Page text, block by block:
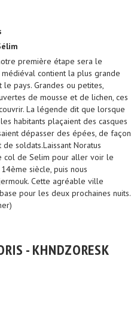
première étape sera le
contient la plus grande
pays. Grandes ou petites,
de mousse et de lichen, ces
La légende dit que lorsque
habitants plaçaient des casques
dépasser des épées, de façon
de soldats.Laissant Noratus
col de Selim pour aller voir le
siècle, puis nous
Cette agréable ville
pour les deux prochaines nuits.
- KHNDZORESK